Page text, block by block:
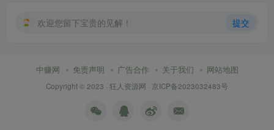
欢迎您留下宝贵的见解！ 提交
中赚网 免责声明 广告合作 关于我们 网站地图
Copyright © 2023 · 狂人资源网 · 京ICP备2023032483号